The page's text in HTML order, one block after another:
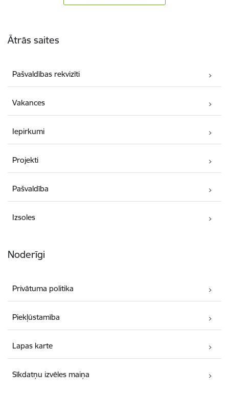
Ātrās saites
Pašvaldības rekvizīti
Vakances
Iepirkumi
Projekti
Pašvaldība
Izsoles
Noderīgi
Privātuma politika
Piekļūstamība
Lapas karte
Sīkdatņu izvēles maiņa